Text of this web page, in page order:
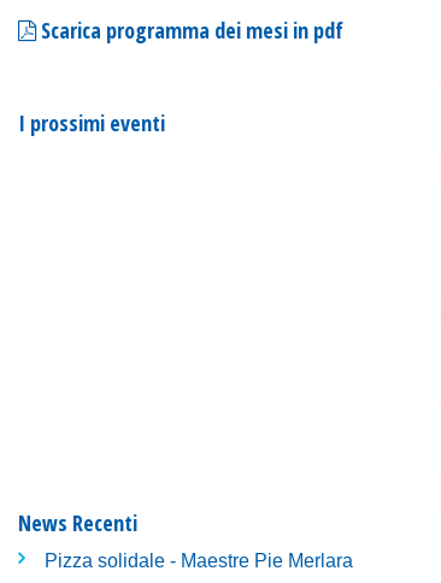
Scarica programma dei mesi in pdf
I prossimi eventi
News Recenti
Pizza solidale - Maestre Pie Merlara